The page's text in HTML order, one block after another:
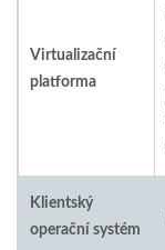
Virtualizační
platforma
Klientský
operační systém